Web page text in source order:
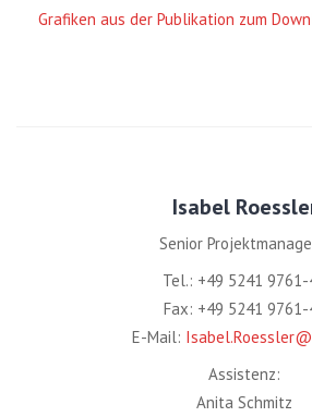
Grafiken aus der Publikation zum
Isabel
Senior
Tel.: +49 5241 9761-
Fax: +49 5241 9761-
E-Mail:
Assistenz:
Anita Schmitz